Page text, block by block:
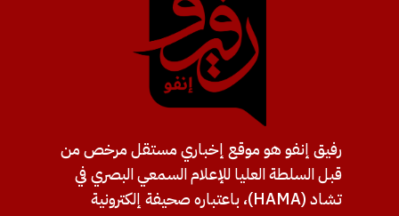
رفيق إنفو هو موقع إخباري مستقل مرخص من
قبل السلطة العليا للإعلام السمعي البصري في
تشاد (HAMA)، باعتباره صحيفة إلكترونية